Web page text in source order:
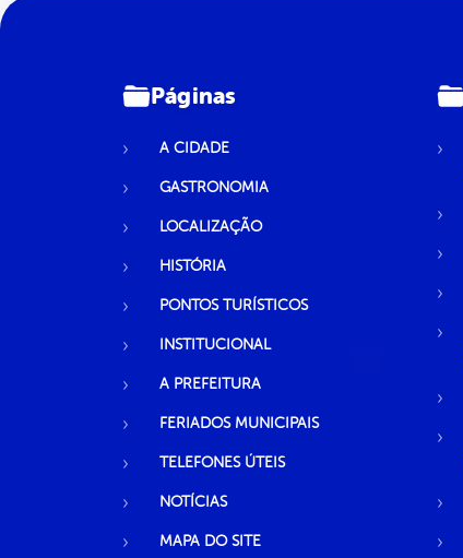
Páginas
A CIDADE
GASTRONOMIA
LOCALIZAÇÃO
HISTÓRIA
PONTOS TURÍSTICOS
INSTITUCIONAL
A PREFEITURA
FERIADOS MUNICIPAIS
TELEFONES ÚTEIS
NOTÍCIAS
MAPA DO SITE